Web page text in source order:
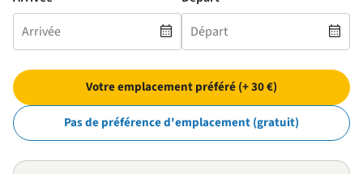
Votre emplacement préféré (+ 30 €)
Pas de préférence d'emplacement (gratuit)